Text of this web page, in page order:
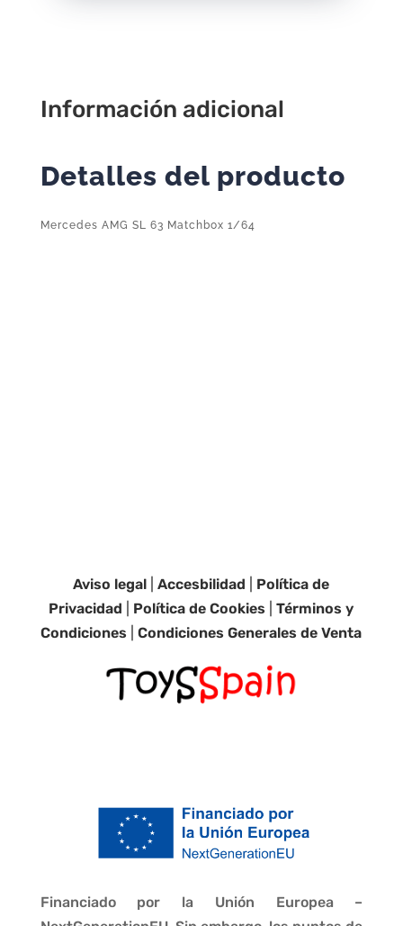
cantidad
Información adicional
Detalles del producto
Mercedes AMG SL 63 Matchbox 1/64
Aviso legal |Accesbilidad
Política de
Privacidad
Política de Cookies |Términos y
Condiciones |Condiciones Generales de Venta
Financiado por la Unión Europea –